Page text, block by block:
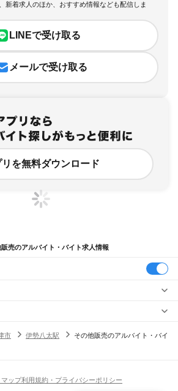
新着求人のほか、おすすめ情報なども配信しま
LINEで受け取る
メールで受け取る
リを無料ダウンロード
売のアルバイト・バイト求人情報
て
タッフ
市 伊勢八太駅
その他販売のアルバイト・バイ
ップ利用規約・プライバシーポリシー